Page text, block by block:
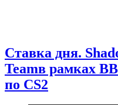
Ставка дня.
Teamв рамках
по CS2